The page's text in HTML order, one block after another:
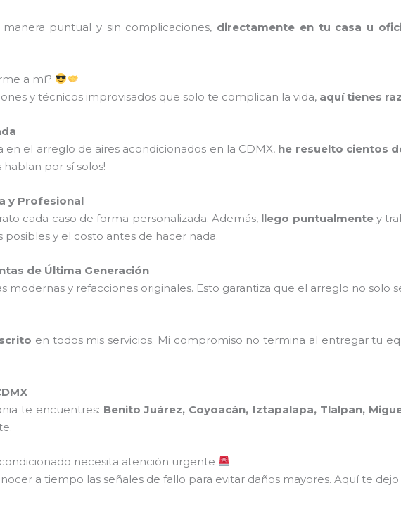
puntual y sin complicaciones, directamente en tu casa u
a mí?
y técnicos improvisados que solo te complican la vida, aquí tienes
en el arreglo de aires acondicionados en la CDMX, he resuelto cientos
hablan por sí solos!
y Profesional
cada caso de forma personalizada. Además, llego puntualmentey
posibles y el costo antes de hacer nada.
de Última Generación
modernas y refacciones originales. Esto garantiza que el arreglo no solo
en todos mis servicios. Mi compromiso no termina al entregar tu
te encuentres: Benito Juárez, Coyoacán, Iztapalapa, Tlalpan,
necesita atención urgente
a tiempo las señales de fallo para evitar daños mayores. Aquí te dejo